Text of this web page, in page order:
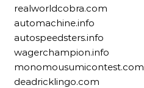
realworldcobra.com
automachine.info
autospeedsters.info
wagerchampion.info
monomousumicontest.com
deadricklingo.com